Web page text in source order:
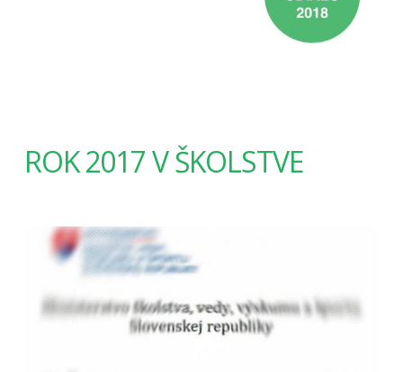
ROK 2017 V ŠKOLSTVE